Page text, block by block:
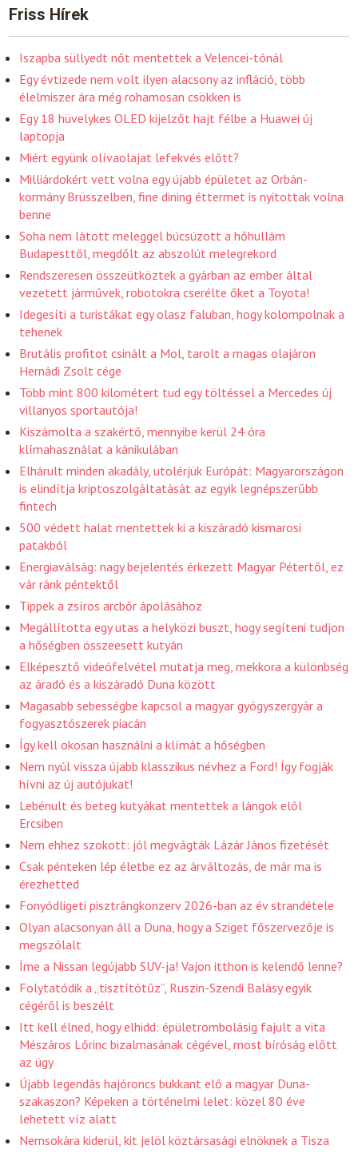
Friss Hírek
Iszapba süllyedt nőt mentettek a Velencei-tónál
Egy évtizede nem volt ilyen alacsony az infláció, több
élelmiszer ára még rohamosan csökken is
Egy 18 hüvelykes OLED kijelzőt hajt félbe a Huawei új
laptopja
Miért együnk olívaolajat lefekvés előtt?
Milliárdokért vett volna egy újabb épületet az Orbán-
kormány Brüsszelben, fine dining éttermet is nyitottak volna
benne
Soha nem látott meleggel búcsúzott a hőhullám
Budapesttől, megdőlt az abszolút melegrekord
Rendszeresen összeütköztek a gyárban az ember által
vezetett járművek, robotokra cserélte őket a Toyota!
Idegesíti a turistákat egy olasz faluban, hogy kolompolnak a
tehenek
Brutális profitot csinált a Mol, tarolt a magas olajáron
Hernádi Zsolt cége
Több mint 800 kilométert tud egy töltéssel a Mercedes új
villanyos sportautója!
Kiszámolta a szakértő, mennyibe kerül 24 óra
klímahasználat a kánikulában
Elhárult minden akadály, utolérjük Európát: Magyarországon
is elindítja kriptoszolgáltatását az egyik legnépszerűbb
fintech
500 védett halat mentettek ki a kiszáradó kismarosi
patakból
Energiaválság: nagy bejelentés érkezett Magyar Pétertől, ez
vár ránk péntektől
Tippek a zsíros arcbőr ápolásához
Megállította egy utas a helyközi buszt, hogy segíteni tudjon
a hőségben összeesett kutyán
Elképesztő videófelvétel mutatja meg, mekkora a különbség
az áradó és a kiszáradó Duna között
Magasabb sebességbe kapcsol a magyar gyógyszergyár a
fogyasztószerek piacán
Így kell okosan használni a klímát a hőségben
Nem nyúl vissza újabb klasszikus névhez a Ford! Így fogják
hívni az új autójukat!
Lebénult és beteg kutyákat mentettek a lángok elől
Ercsiben
Nem ehhez szokott: jól megvágták Lázár János fizetését
Csak pénteken lép életbe ez az árváltozás, de már ma is
érezhetted
Fonyódligeti pisztrángkonzerv 2026-ban az év strandétele
Olyan alacsonyan áll a Duna, hogy a Sziget főszervezője is
megszólalt
Íme a Nissan legújabb SUV-ja! Vajon itthon is kelendő lenne?
Folytatódik a „tisztítótűz”, Ruszin-Szendi Balásy egyik
cégéről is beszélt
Itt kell élned, hogy elhidd: épületrombolásig fajult a vita
Mészáros Lőrinc bizalmasának cégével, most bíróság előtt
az ügy
Újabb legendás hajóroncs bukkant elő a magyar Duna-
szakaszon? Képeken a történelmi lelet: közel 80 éve
lehetett víz alatt
Nemsokára kiderül, kit jelöl köztársasági elnöknek a Tisza